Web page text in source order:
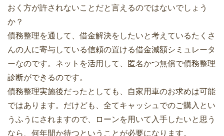
おく方が許されないことだと言えるのではないでしょう
か？
債務整理を通して、借金解決をしたいと考えているたくさ
んの人に寄与している信頼の置ける借金減額シミュレータ
ーなのです。ネットを活用して、匿名かつ無償で債務整理
診断ができるのです。
債務整理実施後だったとしても、自家用車のお求めは可能
ではあります。だけども、全てキャッシュでのご購入とい
うふうにされますので、ローンを用いて入手したいと思う
なら、何年間か待つということが必要になります。